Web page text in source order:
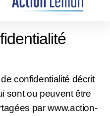
confidentialité décrit
sont ou peuvent être
par www.action-